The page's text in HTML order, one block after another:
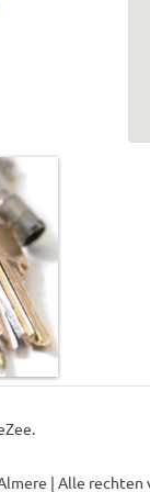
| Alle rechten